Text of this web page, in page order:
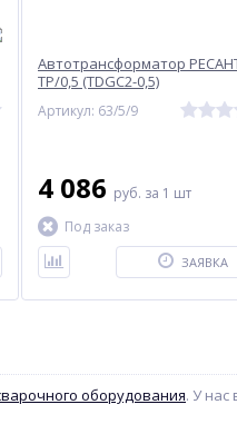
Автотрансформатор
ТР/0,5 (TDGC2-0,5)
Артикул: 63/5/9
4 086 руб. за 1 шт
Под заказ
ЗАЯВКА
оборудования. У